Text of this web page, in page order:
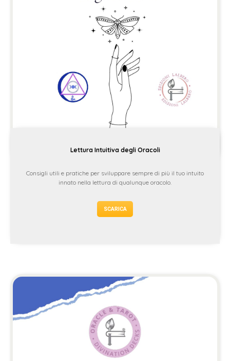
Lettura Intuitiva degli Oracoli
Consigli utili e pratiche per sviluppare sempre di più il tuo intuito
innato nella lettura di qualunque oracolo.
SCARICA